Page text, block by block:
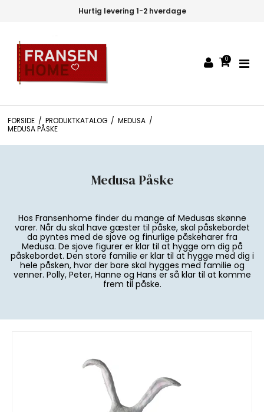
Hurtig levering 1-2 hverdage
0
FORSIDE / PRODUKTKATALOG / MEDUSA /
MEDUSA PÅSKE
Medusa Påske
Hos Fransenhome finder du mange af Medusas skønne
varer. Når du skal have gæster til påske, skal påskebordet
da pyntes med de sjove og finurlige påskeharer fra
Medusa. De sjove figurer er klar til at hygge om dig på
påskebordet. Den store familie er klar til at hygge med dig i
hele påsken, hvor der bare skal hygges med familie og
venner. Polly, Peter, Hanne og Hans er så klar til at komme
frem til påske.